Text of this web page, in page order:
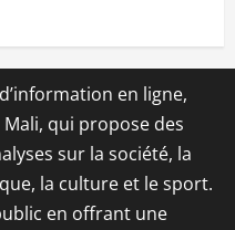
en ligne,
qui propose des
sur la société, la
la culture et le sport.
en offrant une